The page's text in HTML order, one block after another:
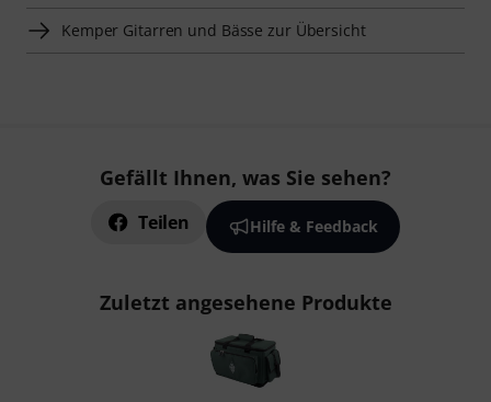
Kemper Gitarren und Bässe zur Übersicht
Gefällt Ihnen, was Sie sehen?
Teilen Hilfe & Feedback
Zuletzt angesehene Produkte